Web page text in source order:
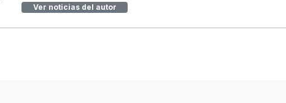
Ver noticias del autor